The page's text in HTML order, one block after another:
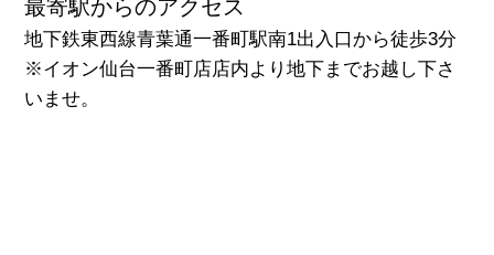
最寄駅からのアクセス
地下鉄東西線青葉通一番町駅南1出入口から徒歩3分
※イオン仙台一番町店店内より地下までお越し下さ
いませ。